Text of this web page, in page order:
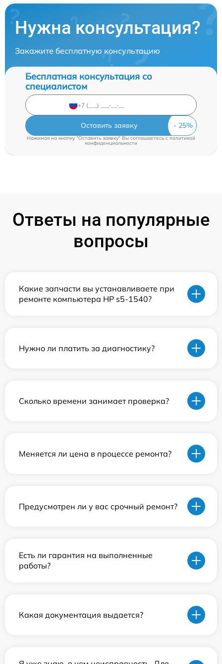
Нужна консультация?
Закажите бесплатную консультацию
Бесплатная консультация со
специалистом
Оставить заявку
Нажимая на кнопку "Оставить заявку" Вы соглашаетесь cполитикой
конфиденциальности
Ответы на популярные
вопросы
Какие запчасти вы устанавливаете при
ремонте компьютера HP s5-1540?
Нужно ли платить за диагностику?
Сколько времени занимает проверка?
Меняется ли цена в процессе ремонта?
Предусмотрен ли у вас срочный ремонт?
Есть ли гарантия на выполненные
работы?
Какая документация выдается?